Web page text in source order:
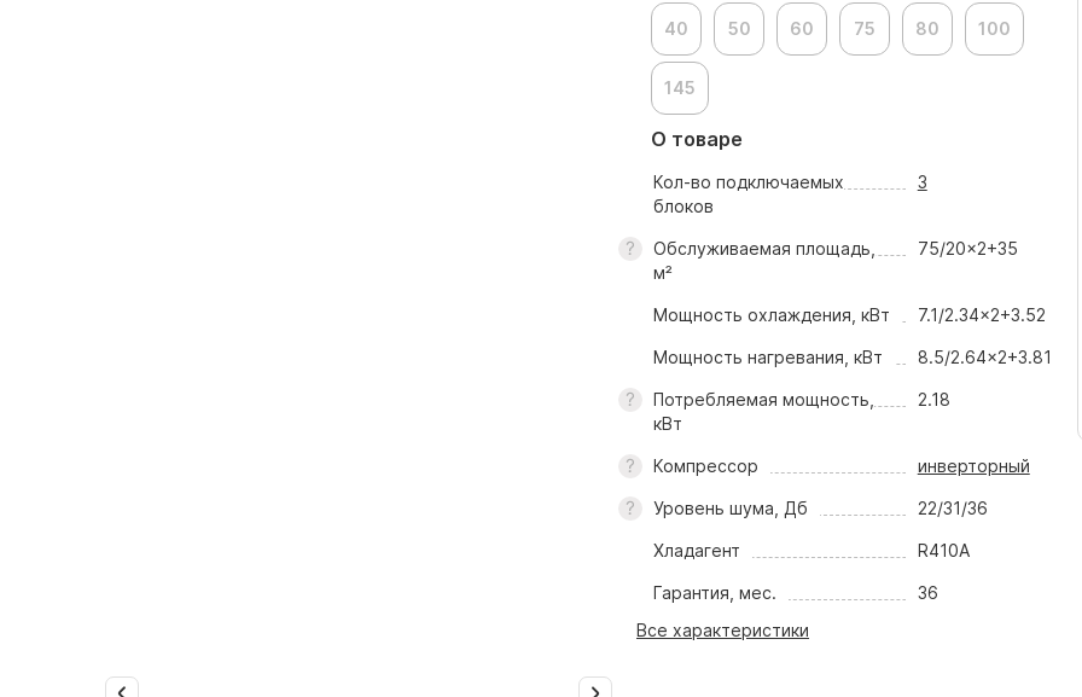
40 50 60 75 80 100
145
О товаре
Кол-во подключаемых
блоков
3
Обслуживаемая площадь,
м²
75/20x2+35
Мощность охлаждения, кВт 7.1/2.34x2+3.52
Мощность нагревания, кВт 8.5/2.64x2+3.81
Потребляемая мощность,
кВт
2.18
Компрессор инверторный
Уровень шума, Дб 22/31/36
Хладагент R410A
Гарантия, мес.
36
Все характеристики